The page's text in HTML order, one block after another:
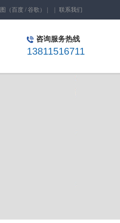
（百度 / 谷歌 ） 联系我们
咨询服务热线
13811516711